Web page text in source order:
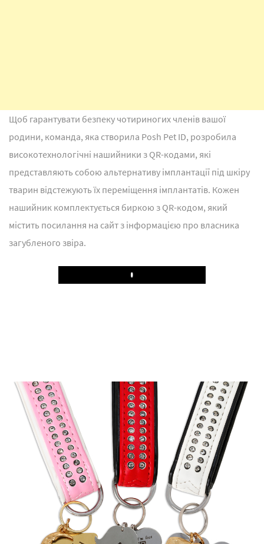
Щоб гарантувати безпеку чотириногих членів вашої
родини, команда, яка створила Posh Pet ID, розробила
високотехнологічні нашийники з QR-кодами, які
представляють собою альтернативу імплантації під шкіру
тварин відстежують їх переміщення імплантатів. Кожен
нашийник комплектується биркою з QR-кодом, який
містить посилання на сайт з інформацією про власника
загубленого звіра.
Play